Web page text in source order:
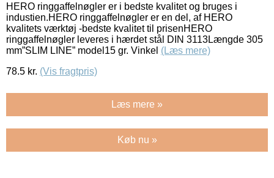
HERO ringgaffelnøgler er i bedste kvalitet og bruges i
industien.HERO ringgaffelnøgler er en del, af HERO
kvalitets værktøj -bedste kvalitet til prisenHERO
ringgaffelnøgler leveres i hærdet stål DIN 3113Længde 305
mm”SLIM LINE” model15 gr. Vinkel (Læs mere)
78.5 kr. (Vis fragtpris)
Læs mere »
Køb nu »